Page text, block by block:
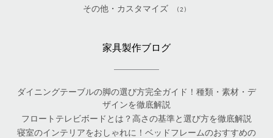
その他・カスタマイズ (2)
家具製作ブログ
ダイニングテーブルの脚の選び方完全ガイド！種類・素材・デ
ザインを徹底解説
フロートテレビボードとは？高さの基準と選び方を徹底解説
寝室のインテリアをおしゃれに！ベッドフレームのおすすめの